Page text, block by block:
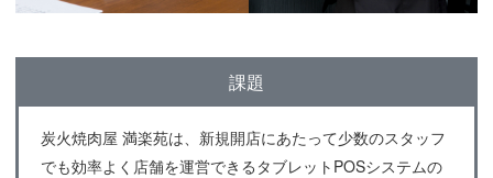
課題
炭火焼肉屋 満楽苑は、新規開店にあたって少数のスタッフ
でも効率よく店舗を運営できるタブレットPOSシステムの